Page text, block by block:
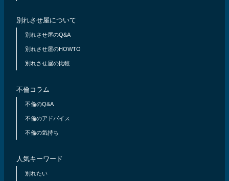
別れさせ屋について
別れさせ屋のQ&A
別れさせ屋のHOWTO
別れさせ屋の比較
不倫コラム
不倫のQ&A
不倫のアドバイス
不倫の気持ち
人気キーワード
別れたい